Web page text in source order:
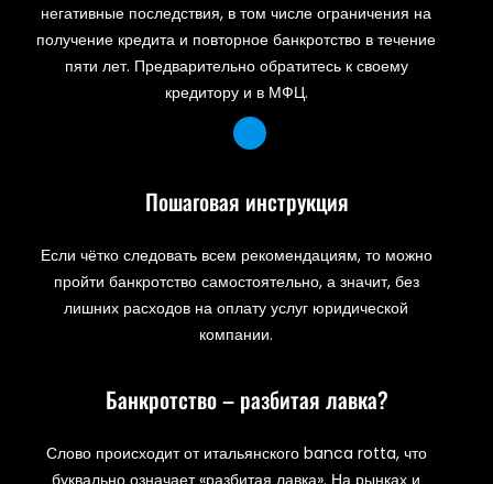
негативные последствия, в том числе ограничения на
получение кредита и повторное банкротство в течение
пяти лет. Предварительно обратитесь к своему
кредитору и в МФЦ.
Пошаговая инструкция
Если чётко следовать всем рекомендациям, то можно
пройти банкротство самостоятельно, а значит, без
лишних расходов на оплату услуг юридической
компании.
Банкротство – разбитая лавка?
Слово происходит от итальянского banca rotta, что
буквально означает «разбитая лавка». На рынках и